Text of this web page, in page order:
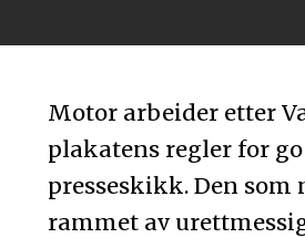
Motor arbeider etter
plakatens regler for
presseskikk. Den som
rammet av